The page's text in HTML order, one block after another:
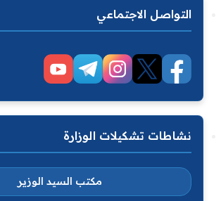
التواصل الاجتماعي
نشاطات تشكيلات الوزارة
مكتب السيد الوزير